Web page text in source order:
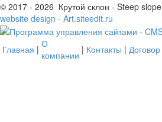
© 2017 - 2026 Крутой склон - Steep slope
website design - Art.siteedit.ru
Главная | О
компании | Контакты | Договор